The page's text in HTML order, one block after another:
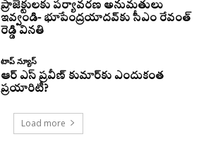
ప్రాజెక్టులకు పర్యావరణ అనుమతులు
ఇవ్వండి- భూపేంద్రయాదవ్‌కు సీఎం రేవంత్‌
రెడ్డి వినతి
టాప్ న్యూస్
ఆర్ ఎస్ ప్రవీణ్ కుమార్‌కు ఎందుకంత
ప్రయారిటీ?
Load more